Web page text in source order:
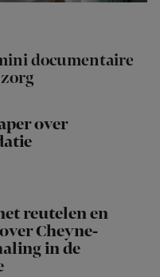
documentaire
over
reutelen en
Cheyne-
in de